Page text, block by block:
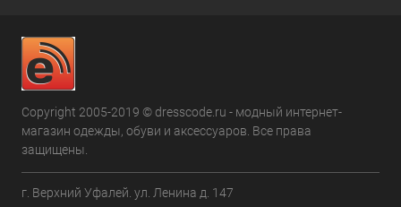
Copyright 2005-2019 © dresscode.ru - модный интернет-
магазин одежды, обуви и аксессуаров. Все права
защищены.
г. Верхний Уфалей. ул. Ленина д. 147